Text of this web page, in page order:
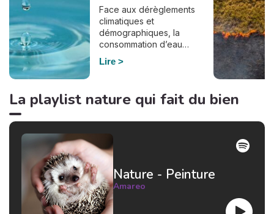
Face aux dérèglements
climatiques et
démographiques, la
consommation d’eau
pourrait bien doubler en
France d’ici à 2050. En
Stratégie, commandé par
la demande en eau pourrait
augmenter de manière
significative si le
réchauffement climatique se
poursuit et si notre
consommation d’eau reste
inchangée. De nombreux
Lire
La playlist nature qui fait du bien
Nature - Peinture
Amareo